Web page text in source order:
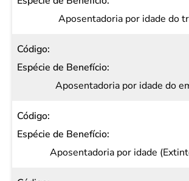
deAposentadoria por idade do
Aposentadoria por idade do
Aposentadoria por idade